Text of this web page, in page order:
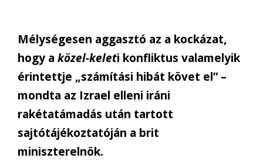
Mélységesen aggasztó az a kockázat,
hogy a közel-keleti konfliktus valamelyik
érintettje „számítási hibát követ el” –
mondta az Izrael elleni iráni
rakétatámadás után tartott
sajtótájékoztatóján a brit
miniszterelnök.